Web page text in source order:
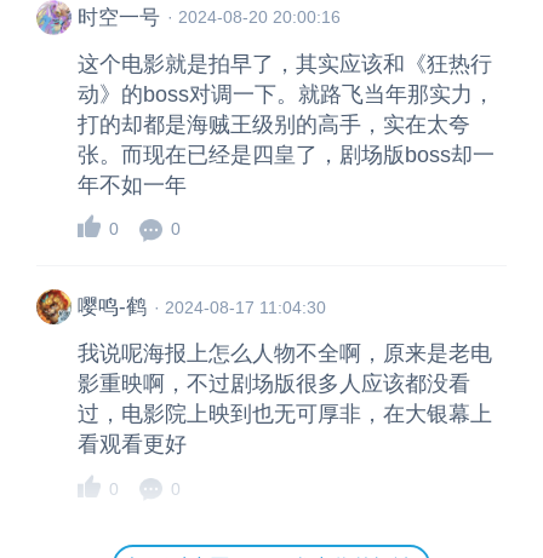
时空一号 ·2024-08-20 20:00:16
这个电影就是拍早了，其实应该和《狂热行
动》的boss对调一下。就路飞当年那实力，
打的却都是海贼王级别的高手，实在太夸
张。而现在已经是四皇了，剧场版boss却一
年不如一年
0 0
嘤鸣-鹤 · 2024-08-17 11:04:30
我说呢海报上怎么人物不全啊，原来是老电
影重映啊，不过剧场版很多人应该都没看
过，电影院上映到也无可厚非，在大银幕上
看观看更好
0 0